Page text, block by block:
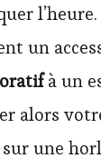
l’heure.
un
à un
alors
une